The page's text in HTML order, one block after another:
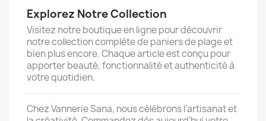
Explorez Notre Collection
Visitez notre boutique en ligne pour découvrir
notre collection complète de paniers de plage et
bien plus encore. Chaque article est conçu pour
apporter beauté, fonctionnalité et authenticité à
votre quotidien.
Chez Vannerie Sana, nous célébrons l’artisanat et